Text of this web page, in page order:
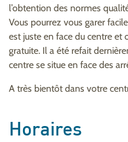
l’obtention des normes
Vous pourrez vous garer
est juste en face du centre et
gratuite. Il a été refait
centre se situe en face des
A très bientôt dans votre
Horaires